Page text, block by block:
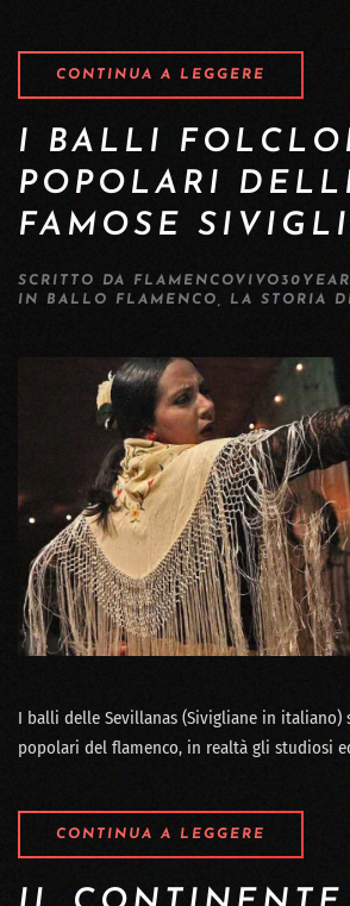
CONTINUA A LEGGERE
I BALLI
POPOLARI
FAMOSE
SCRITTO DA
IN BALLO FLAMENCO LA STORIA
I balli delle Sevillanas (Sivigliane in italiano)
popolari del flamenco, in realtà gli studiosi
CONTINUA A LEGGERE